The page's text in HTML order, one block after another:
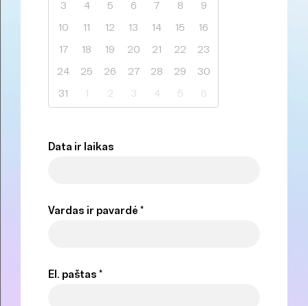
3 4 5 6 7 8
9
10
11 12 13 14 15
16
17
18 19 20 21 22
23
24
25 26 27 28 29
30
31
1 2 3 4 5 6
Data ir laikas
Vardas ir pavardė *
El. paštas *